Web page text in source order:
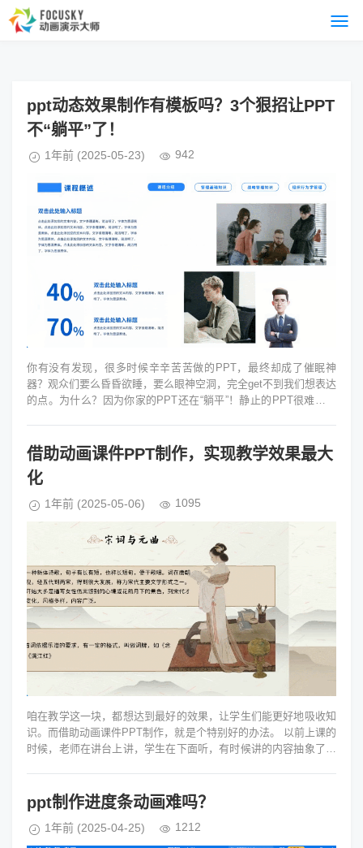
ppt动态效果制作有模板吗？3个狠招让PPT
不“躺平”了！
1年前 (2025-05-23) 942
你有没有发现，很多时候辛辛苦苦做的PPT，最终却成了催眠神
器？观众们要么昏昏欲睡，要么眼神空洞，完全get不到我们想表达
的点。为什么？因为你家的PPT还在“躺平”！静止的PPT很难吸引
借助动画课件PPT制作，实现教学效果最大
化
1年前 (2025-05-06) 1095
咱在教学这一块，都想达到最好的效果，让学生们能更好地吸收知
识。而借助动画课件PPT制作，就是个特别好的办法。 以前上课的
时候，老师在讲台上讲，学生在下面听，有时候讲的内容抽象了，
ppt制作进度条动画难吗？
1年前 (2025-04-25) 1212